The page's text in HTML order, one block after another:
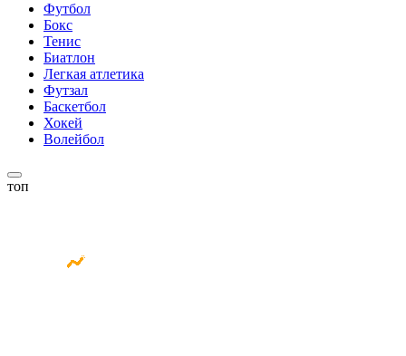
Футбол
Бокс
Тенис
Биатлон
Легкая атлетика
Футзал
Баскетбол
Хокей
Волейбол
топ